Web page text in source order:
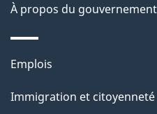
À propos du gouvernement
Thèmes
sujets
Emplois
Immigration et citoyenneté